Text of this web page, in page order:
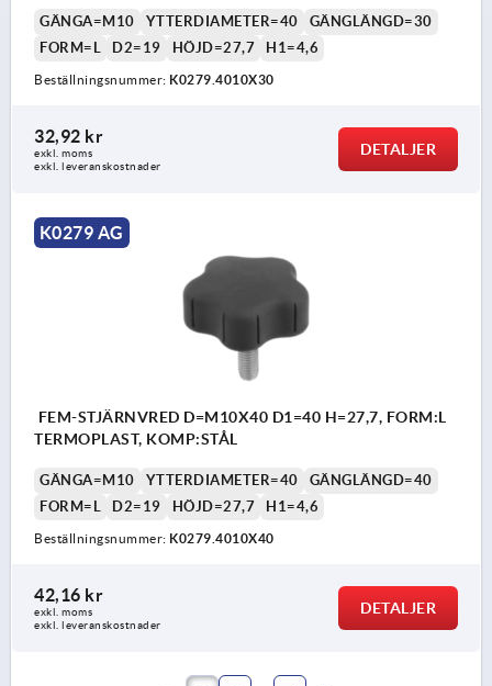
GÄNGA=M10 YTTERDIAMETER=40
GÄNGLÄNGD=30
FORM=L
D2=19 HÖJD=27,7 H1=4,6
Beställningsnummer: K0279.4010X30
32,92 kr
exkl. moms
exkl. leveranskostnader
DETALJER
K0279 AG
FEM-STJÄRNVRED D=M10X40 D1=40 H=27,7, FORM:L
TERMOPLAST, KOMP:STÅL
GÄNGA=M10 YTTERDIAMETER=40
GÄNGLÄNGD=40
FORM=L
D2=19 HÖJD=27,7 H1=4,6
Beställningsnummer: K0279.4010X40
42,16 kr
exkl. moms
exkl. leveranskostnader
DETALJER